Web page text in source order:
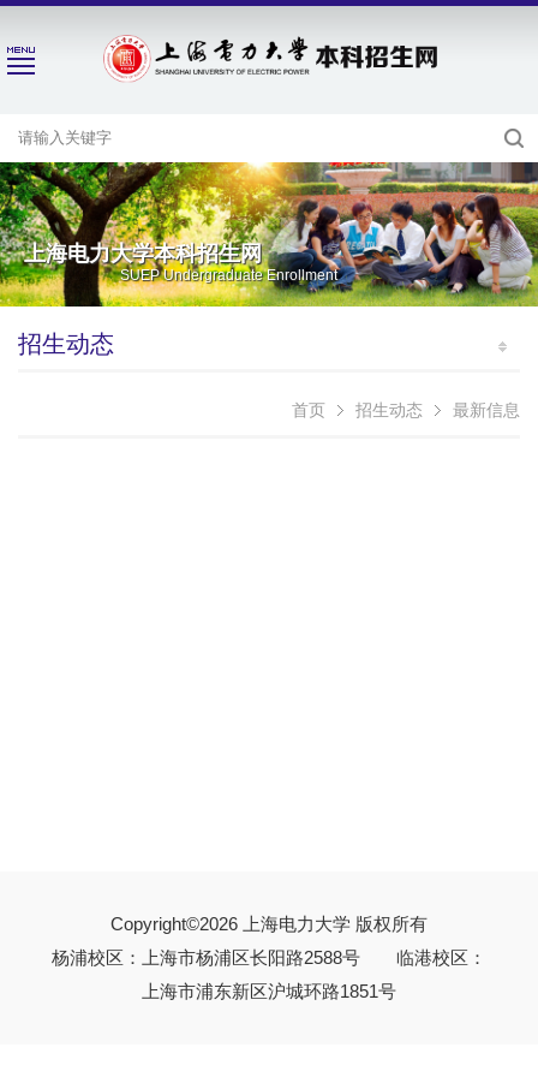
上海电力大学本科招生网
SUEP Undergraduate Enrollment
招生动态
首页 招生动态 最新信息
Copyright©2026 上海电力大学 版权所有
杨浦校区：上海市杨浦区长阳路2588号 临港校区：
上海市浦东新区沪城环路1851号